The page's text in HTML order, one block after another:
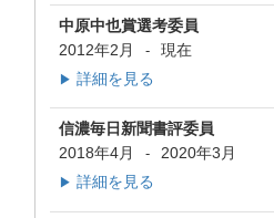
中原中也賞選考委員
2012年2月
- 現在
▶ 詳細を見る
信濃毎日新聞書評委員
2018年4月
- 2020年3月
▶ 詳細を見る